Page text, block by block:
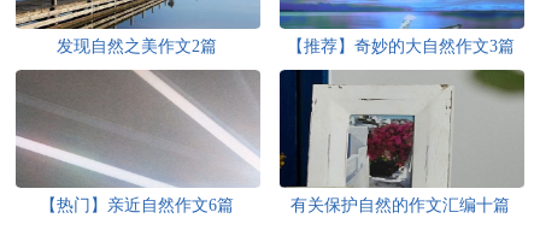
发现自然之美作文2篇 【推荐】奇妙的大自然作文3篇
【热门】亲近自然作文6篇 有关保护自然的作文汇编十篇